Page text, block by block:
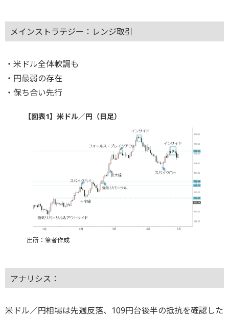
メインストラテジー：レンジ取引
・米ドル全体軟調も
・円最弱の存在
・保ち合い先行
【図表1】米ドル／円（日足）
出所：筆者作成
アナリシス：
米ドル／円相場は先週反落、109円台後半の抵抗を確認した